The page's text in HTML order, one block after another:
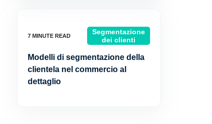
Segmentazione
dei clienti
Modelli di segmentazione della
clientela nel commercio al
dettaglio